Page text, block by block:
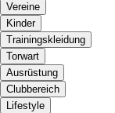
Vereine
Kinder
Trainingskleidung
Torwart
Ausrüstung
Clubbereich
Lifestyle